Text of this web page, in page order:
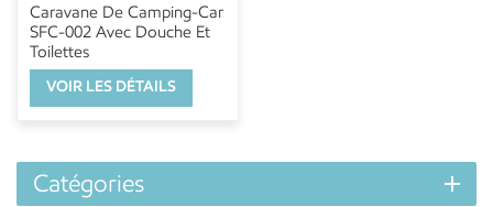
Caravane De Camping-Car
SFC-002 Avec Douche Et
Toilettes
VOIR LES DÉTAILS
Catégories